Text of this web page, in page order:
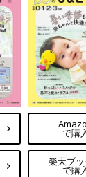
で購
楽天ブ
で購